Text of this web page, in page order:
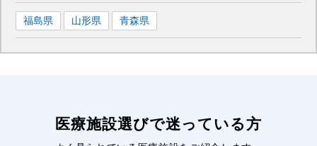
■東北新幹線
仙台駅
福島県 山形県 青森県
医療施設選びで迷っている方